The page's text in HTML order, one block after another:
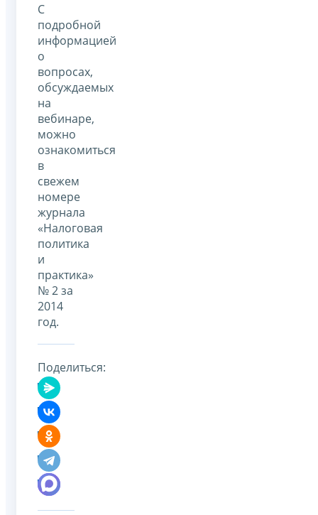
С
подробной
информацией
о
вопросах,
обсуждаемых
на
вебинаре,
можно
ознакомиться
в
свежем
номере
журнала
«Налоговая
политика
и
практика»
№ 2 за
2014
год.
Поделиться: